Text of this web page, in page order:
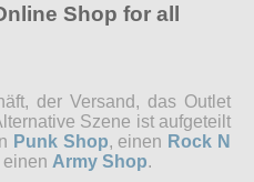
Shop for all
der Versand, das Outlet
Szene ist aufgeteilt
Punk Shop, einen Rock N
einen Army Shop.